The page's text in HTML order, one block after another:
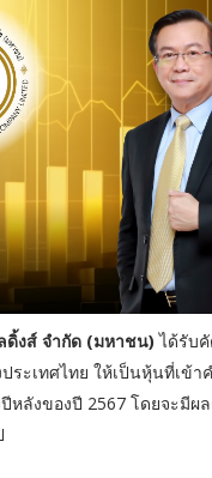
ดิ้งส์ จำกัด (มหาชน) ได้รับคั
ระเทศไทย ให้เป็นหุ้นที่เข้
หลังของปี 2567 โดยจะมีผ